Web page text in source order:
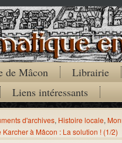
de Mâcon
Librairie
Liens intéressants
d'archives, Histoire locale,
à Mâcon : La solution ! (1/2)